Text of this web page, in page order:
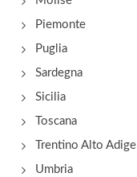
Piemonte
Puglia
Sardegna
Sicilia
Toscana
Trentino Alto Adige
Umbria